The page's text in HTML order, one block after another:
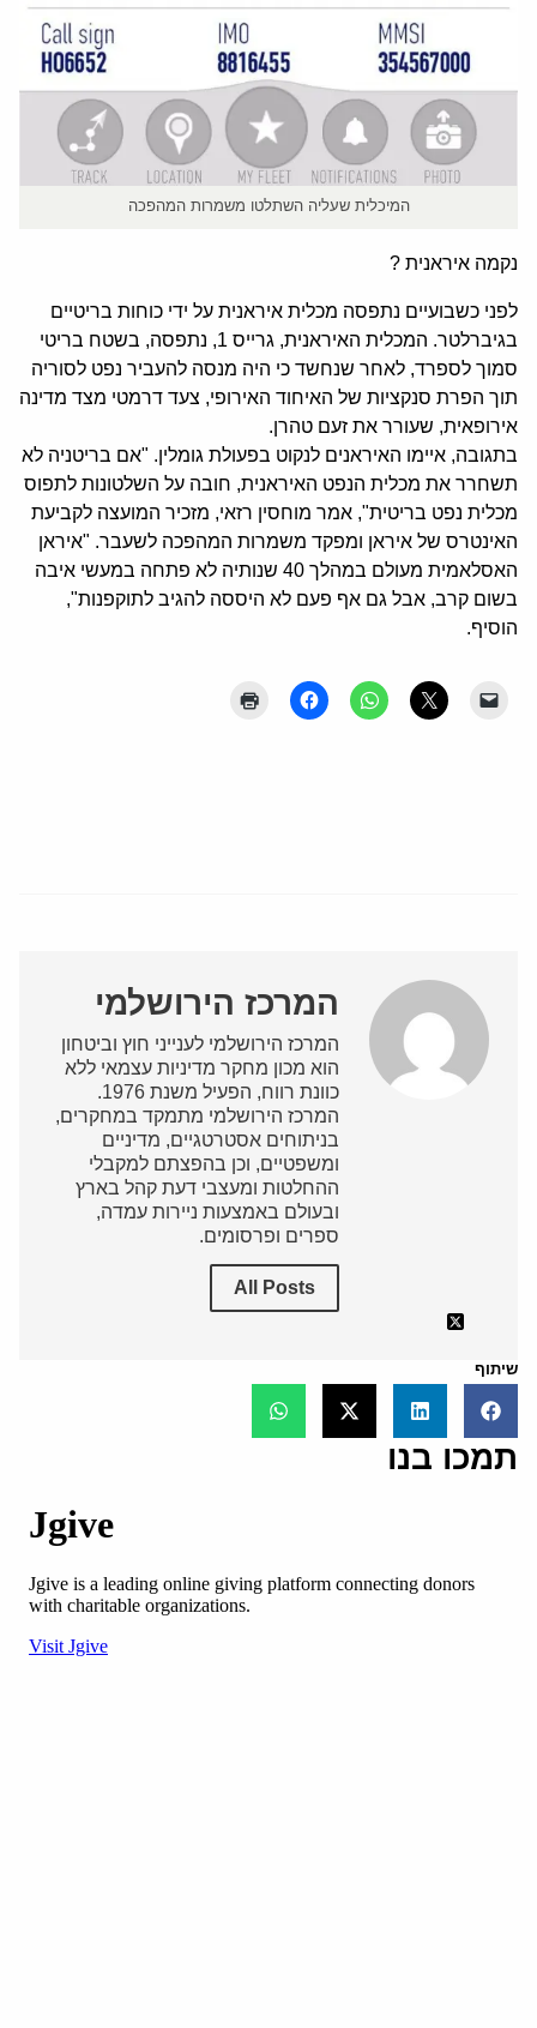
המיכלית שעליה השתלטו משמרות המהפכה
נקמה איראנית ?
לפני כשבועיים נתפסה מכלית איראנית על ידי כוחות בריטיים
בגיברלטר. המכלית האיראנית, גרייס 1, נתפסה, בשטח בריטי
סמוך לספרד, לאחר שנחשד כי היה מנסה להעביר נפט לסוריה
תוך הפרת סנקציות של האיחוד האירופי, צעד דרמטי מצד מדינה
אירופאית, שעורר את זעם טהרן.
בתגובה, איימו האיראנים לנקוט בפעולת גומלין. "אם בריטניה לא
תשחרר את מכלית הנפט האיראנית, חובה על השלטונות לתפוס
מכלית נפט בריטית", אמר מוחסין רזאי, מזכיר המועצה לקביעת
האינטרס של איראן ומפקד משמרות המהפכה לשעבר. "איראן
האסלאמית מעולם במהלך 40 שנותיה לא פתחה במעשי איבה
בשום קרב, אבל גם אף פעם לא היססה להגיב לתוקפנות",
הוסיף.
המרכז הירושלמי
המרכז הירושלמי לענייני חוץ וביטחון
הוא מכון מחקר מדיניות עצמאי ללא
כוונת רווח, הפעיל משנת 1976.
המרכז הירושלמי מתמקד במחקרים,
בניתוחים אסטרטגיים, מדיניים
ומשפטיים, וכן בהפצתם למקבלי
ההחלטות ומעצבי דעת קהל בארץ
ובעולם באמצעות ניירות עמדה,
ספרים ופרסומים.
All Posts
שיתוף
תמכו בנו